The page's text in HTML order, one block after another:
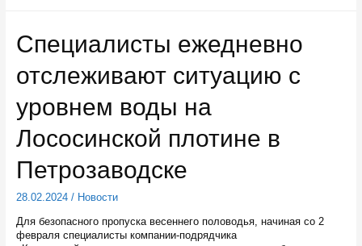
сфере
предпринимательства
представили
на
Специалисты ежедневно
отслеживают ситуацию с
уровнем воды на
Лососинской плотине в
Петрозаводске
28.02.2024/ Новости
Для безопасного пропуска весеннего половодья, начиная со 2
февраля специалисты компании-подрядчика